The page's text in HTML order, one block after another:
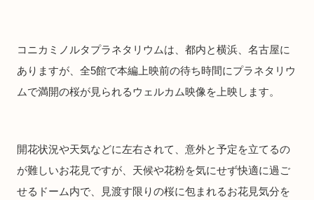
コニカミノルタプラネタリウムは、都内と横浜、名古屋に
ありますが、全5館で本編上映前の待ち時間にプラネタリウ
ムで満開の桜が見られるウェルカム映像を上映します。
開花状況や天気などに左右されて、意外と予定を立てるの
が難しいお花見ですが、天候や花粉を気にせず快適に過ご
せるドーム内で、見渡す限りの桜に包まれるお花見気分を